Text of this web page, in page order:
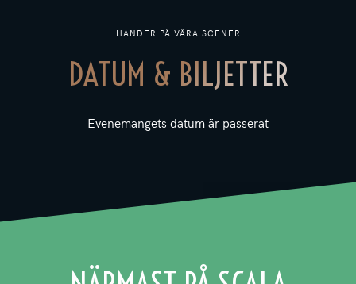
HÄNDER PÅ VÅRA SCENER
DATUM & BILJETTER
Evenemangets datum är passerat